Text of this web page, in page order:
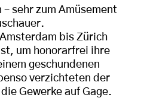
sehr zum Amüsement
bis Zürich
um honorarfrei ihre
geschundenen
verzichteten der
Gewerke auf Gage.